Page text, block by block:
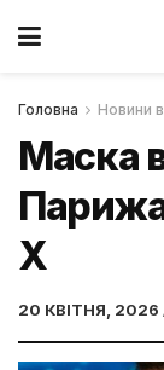
Головна Новини
Маска
X
20 КВІТНЯ, 2026